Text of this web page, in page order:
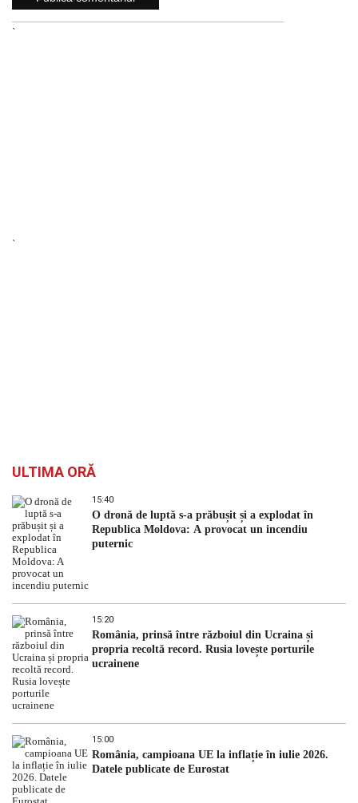
`
`
ULTIMA ORĂ
15:40
O dronă de luptă s-a prăbușit și a explodat în
Republica Moldova: A provocat un incendiu
puternic
15:20
România, prinsă între războiul din Ucraina și
propria recoltă record. Rusia lovește porturile
ucrainene
15:00
România, campioana UE la inflație în iulie 2026.
Datele publicate de Eurostat